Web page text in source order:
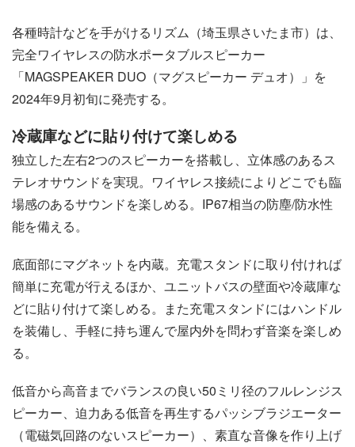
各種時計などを手がけるリズム（埼玉県さいたま市）は、
完全ワイヤレスの防水ポータブルスピーカー
「MAGSPEAKER DUO（マグスピーカー デュオ）」を
2024年9月初旬に発売する。
冷蔵庫などに貼り付けて楽しめる
独立した左右2つのスピーカーを搭載し、立体感のあるス
テレオサウンドを実現。ワイヤレス接続によりどこでも臨
場感のあるサウンドを楽しめる。IP67相当の防塵/防水性
能を備える。
底面部にマグネットを内蔵。充電スタンドに取り付ければ
簡単に充電が行えるほか、ユニットバスの壁面や冷蔵庫な
どに貼り付けて楽しめる。また充電スタンドにはハンドル
を装備し、手軽に持ち運んで屋内外を問わず音楽を楽しめ
る。
低音から高音までバランスの良い50ミリ径のフルレンジス
ピーカー、迫力ある低音を再生するパッシブラジエーター
（電磁気回路のないスピーカー）、素直な音像を作り上げ